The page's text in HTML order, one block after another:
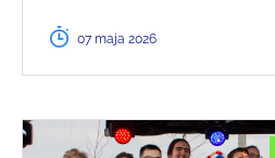
07 maja 2026